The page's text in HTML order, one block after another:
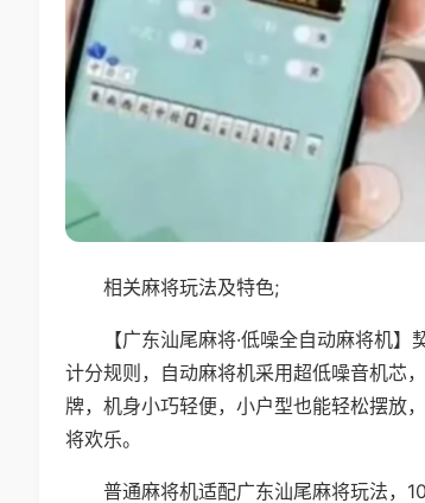
相关麻将玩法及特色;
【广东汕尾麻将·低噪全自动麻将机
计分规则，自动麻将机采用超低噪音机芯
牌，机身小巧轻便，小户型也能轻松摆放
将欢乐。
普通麻将机适配广东汕尾麻将玩法，